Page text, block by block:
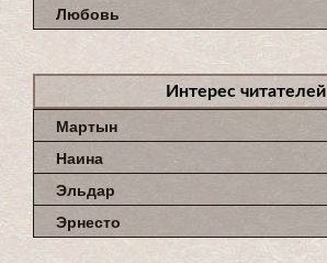
Любовь
Интерес читателей
Мартын
Наина
Эльдар
Эрнесто